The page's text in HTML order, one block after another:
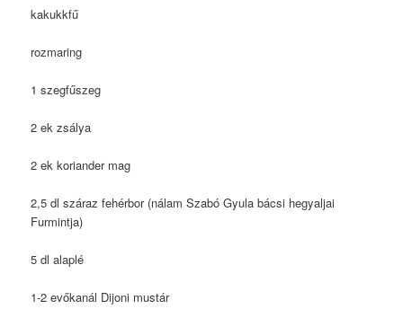
kakukkfű
rozmaring
1 szegfűszeg
2 ek zsálya
2 ek koriander mag
2,5 dl száraz fehérbor (nálam Szabó Gyula bácsi hegyaljai
Furmintja)
5 dl alaplé
1-2 evőkanál Dijoni mustár